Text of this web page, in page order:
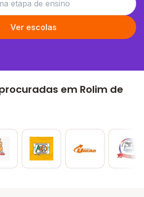
Ver escolas
em Rolim de